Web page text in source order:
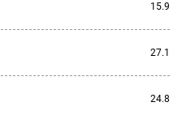
15.9
27.1
24.8